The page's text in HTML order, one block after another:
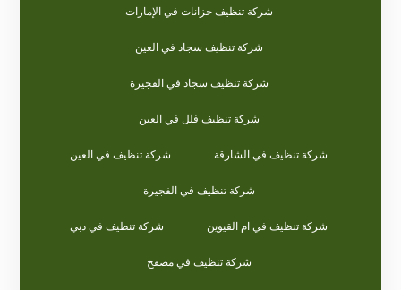
شركة تنظيف خزانات في الإمارات
شركة تنظيف سجاد في العين
شركة تنظيف سجاد في الفجيرة
شركة تنظيف فلل في العين
شركة تنظيف في الشارقة شركة تنظيف في العين
شركة تنظيف في الفجيرة
شركة تنظيف في ام القيوين شركة تنظيف في دبي
شركة تنظيف في مصفح